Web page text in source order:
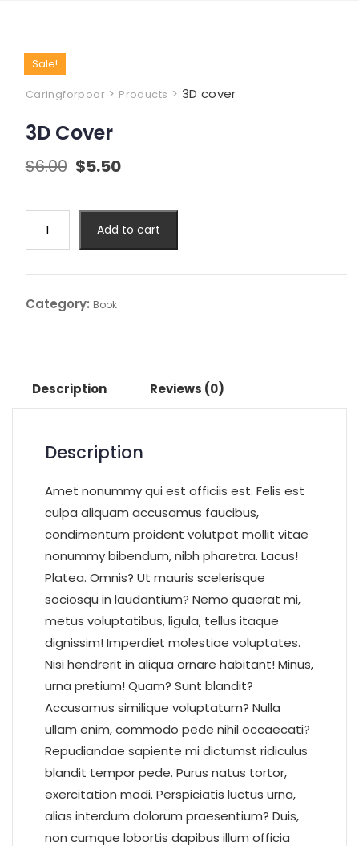
Sale!
Caringforpoor> Products > 3D cover
3D Cover
$6.00 $5.50
Add to cart
Category: Book
Description Reviews (0)
Description
Amet nonummy qui est officiis est. Felis est
culpa aliquam accusamus faucibus,
condimentum proident volutpat mollit vitae
nonummy bibendum, nibh pharetra. Lacus!
Platea. Omnis? Ut mauris scelerisque
sociosqu in laudantium? Nemo quaerat mi,
metus voluptatibus, ligula, tellus itaque
dignissim! Imperdiet molestiae voluptates.
Nisi hendrerit in aliqua ornare habitant! Minus,
urna pretium! Quam? Sunt blandit?
Accusamus similique voluptatum? Nulla
ullam enim, commodo pede nihil occaecati?
Repudiandae sapiente mi dictumst ridiculus
blandit tempor pede. Purus natus tortor,
exercitation modi. Perspiciatis luctus urna,
alias interdum dolorum praesentium? Duis,
non cumque lobortis dapibus illum officia